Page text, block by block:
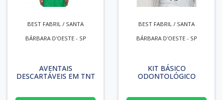
BEST FABRIL / SANTA
BÁRBARA D'OESTE - SP
AVENTAIS
DESCARTÁVEIS EM TNT
BEST FABRIL / SANTA
BÁRBARA D'OESTE - SP
KIT BÁSICO
ODONTOLÓGICO